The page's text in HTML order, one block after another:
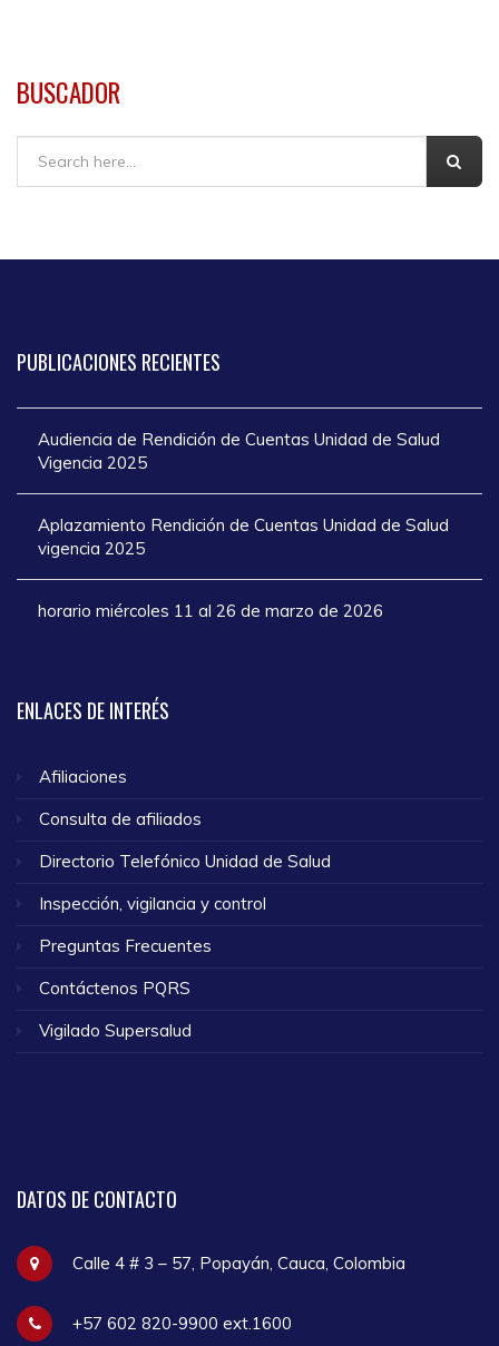
BUSCADOR
Buscar
PUBLICACIONES RECIENTES
Audiencia de Rendición de Cuentas Unidad de Salud
Vigencia 2025
Aplazamiento Rendición de Cuentas Unidad de Salud
vigencia 2025
horario miércoles 11 al 26 de marzo de 2026
ENLACES DE INTERÉS
Afiliaciones
Consulta de afiliados
Directorio Telefónico Unidad de Salud
Inspección, vigilancia y control
Preguntas Frecuentes
Contáctenos PQRS
Vigilado Supersalud
DATOS DE CONTACTO
Calle 4 # 3 – 57, Popayán, Cauca, Colombia
+57 602 820-9900 ext.1600